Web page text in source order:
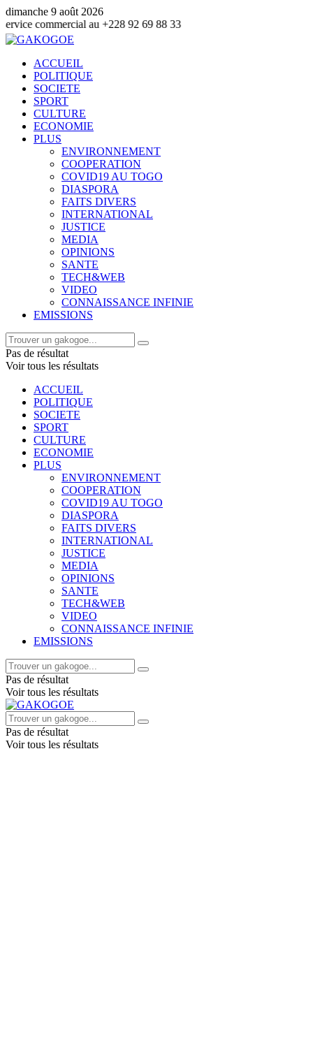
dimanche 9 août 2026
au +228 92 69 88 33
ACCUEIL
POLITIQUE
SOCIETE
SPORT
CULTURE
ECONOMIE
PLUS
ENVIRONNEMENT
COOPERATION
COVID19 AU TOGO
DIASPORA
FAITS DIVERS
INTERNATIONAL
JUSTICE
MEDIA
OPINIONS
SANTE
TECH&WEB
VIDEO
CONNAISSANCE INFINIE
EMISSIONS
Pas de résultat
Voir tous les résultats
ACCUEIL
POLITIQUE
SOCIETE
SPORT
CULTURE
ECONOMIE
PLUS
ENVIRONNEMENT
COOPERATION
COVID19 AU TOGO
DIASPORA
FAITS DIVERS
INTERNATIONAL
JUSTICE
MEDIA
OPINIONS
SANTE
TECH&WEB
VIDEO
CONNAISSANCE INFINIE
EMISSIONS
Pas de résultat
Voir tous les résultats
Pas de résultat
Voir tous les résultats